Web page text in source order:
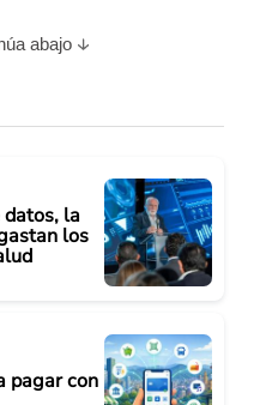
abajo
la
los
pagar con